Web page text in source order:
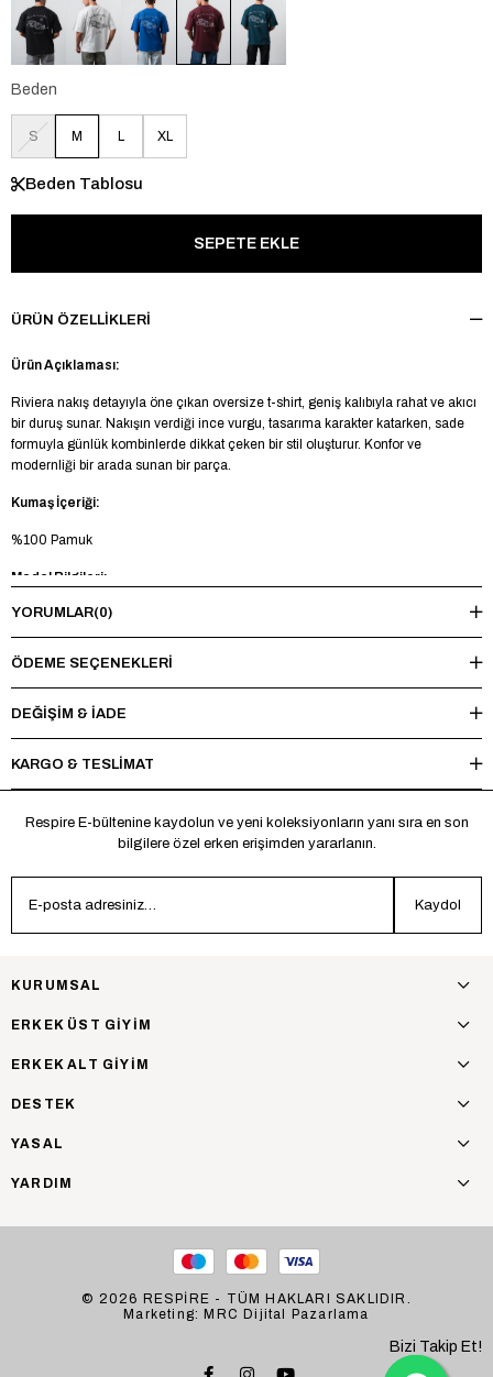
Beden
S M L XL
Beden Tablosu
ÜRÜN ÖZELLIKLERI
Ürün Açıklaması:
Riviera nakış detayıyla öne çıkan oversize t-shirt, geniş kalıbıyla rahat ve akıcı
bir duruş sunar. Nakışın verdiği ince vurgu, tasarıma karakter katarken, sade
formuyla günlük kombinlerde dikkat çeken bir stil oluşturur. Konfor ve
modernliği bir arada sunan bir parça.
Kumaş İçeriği:
%100 Pamuk
Model Bilgileri:
Boy 185 cm - Kilo 83 kg - Manken üzerinde L beden mevcuttur.
Yıkama Talimatı:
Maksimum 30°C’de tersten yıkayınız, ağartıcı ve kurutucu kullanmayınız.
Ütüleme sırasında baskı ve nakışlı bölgelere doğrudan ısı uygulamaktan
*Made in Türkiye
YORUMLAR(0)
ÖDEME SEÇENEKLERI
DEĞİŞİM & İADE
KARGO & TESLİMAT
Respire E-bültenine kaydolun ve yeni koleksiyonların yanı sıra en son
bilgilere özel erken erişimden yararlanın.
Kaydol
KURUMSAL
ERKEK ÜST GİYİM
ERKEK ALT GİYİM
DESTEK
YASAL
YARDIM
© 2026 RESPİRE - TÜM HAKLARI SAKLIDIR.
Marketing: MRC Dijital Pazarlama
Bizi Takip Et!